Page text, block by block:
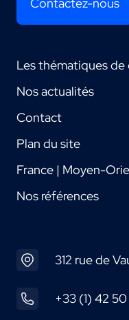
Les thématiques
Nos actualités
Contact
Plan du site
France | Moyen-
Nos références
312 rue de
+33 (1) 42